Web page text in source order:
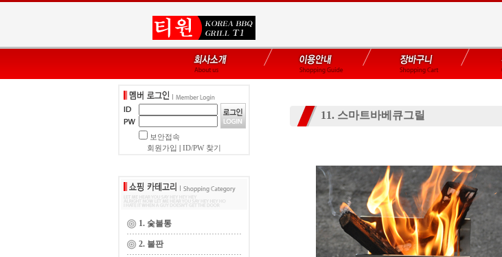
보안접속
회원가입
ID/PW 찾기
1. 숯불통
2. 불판
11. 스마트바베큐그릴